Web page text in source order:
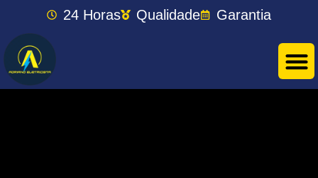
24 Horas Qualidade Garantia